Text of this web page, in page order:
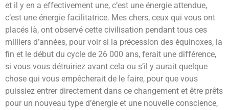
et il y en a effectivement une, c’est une énergie attendue,
c’est une énergie facilitatrice. Mes chers, ceux qui vous ont
placés là, ont observé cette civilisation pendant tous ces
milliers d’années, pour voir si la précession des équinoxes, la
fin et le début du cycle de 26 000 ans, ferait une différence,
si vous vous détruiriez avant cela ou s’il y aurait quelque
chose qui vous empêcherait de le faire, pour que vous
puissiez entrer directement dans ce changement et être prêts
pour un nouveau type d’énergie et une nouvelle conscience,